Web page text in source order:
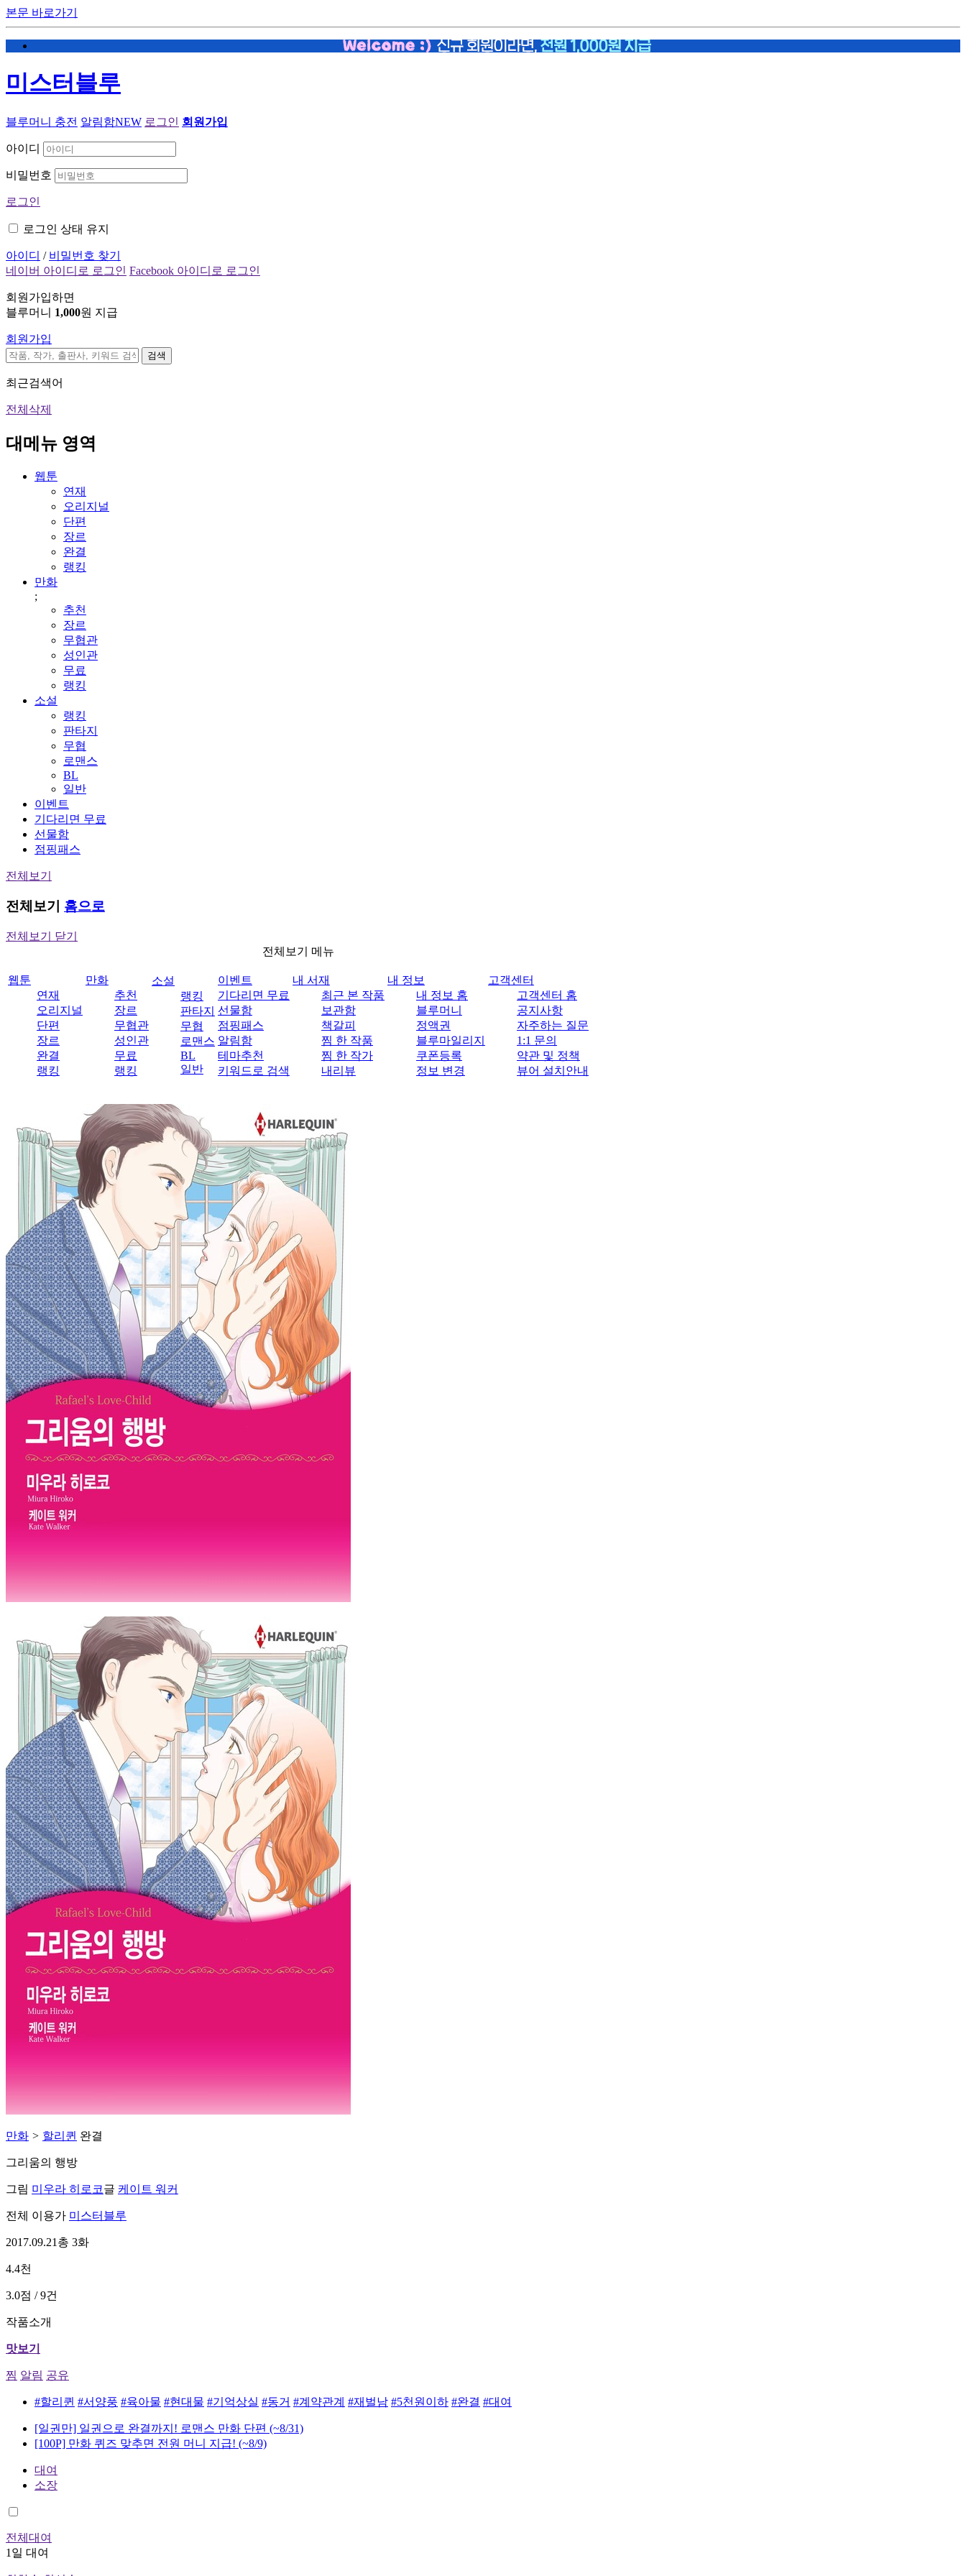
본문 바로가기
미스터블루
블루머니 충전 알림함NEW 로그인 회원가입
아이디
비밀번호
로그인
로그인 상태 유지
아이디 / 비밀번호 찾기
네이버 아이디로 로그인 Facebook 아이디로 로그인
회원가입하면
블루머니 1,000원 지급
회원가입
검색
최근검색어
전체삭제
대메뉴 영역
웹툰
연재
오리지널
단편
장르
완결
랭킹
만화
;
추천
장르
무협관
성인관
무료
랭킹
소설
랭킹
판타지
무협
로맨스
BL
일반
이벤트
기다리면 무료
선물함
점핑패스
전체보기
전체보기 홈으로
전체보기 닫기
전체보기 메뉴
웹툰
연재
오리지널
단편
장르
완결
랭킹
만화
추천
장르
무협관
성인관
무료
랭킹
소설
랭킹
판타지
무협
로맨스
BL
일반
이벤트
기다리면 무료
선물함
점핑패스
알림함
테마추천
키워드로 검색
내 서재
최근 본 작품
보관함
책갈피
찜 한 작품
찜 한 작가
내리뷰
내 정보
내 정보 홈
블루머니
정액권
블루마일리지
쿠폰등록
정보 변경
고객센터
고객센터 홈
공지사항
자주하는 질문
1:1 문의
약관 및 정책
뷰어 설치안내
만화 > 할리퀸 완결
그리움의 행방
그림 미우라 히로코글 케이트 워커
전체 이용가 미스터블루
2017.09.21 총 3화
4.4천
3.0점 / 9건
작품소개
맛보기
찜 알림 공유
#할리퀸 #서양풍 #육아물 #현대물 #기억상실 #동거 #계약관계 #재벌남 #5천원이하 #완결 #대여
[일권만] 일권으로 완결까지! 로맨스 만화 단편 (~8/31)
[100P] 만화 퀴즈 맞추면 전원 머니 지급! (~8/9)
대여
소장
전체대여
1일 대여